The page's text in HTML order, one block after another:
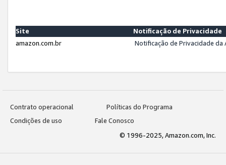
Site
Notificação de Privacidade
amazon.com.br
Notificação de Privacidade
Contrato operacional
Políticas do Programa
Condições de uso
Fale Conosco
© 1996-2025, Amazon.com, Inc.